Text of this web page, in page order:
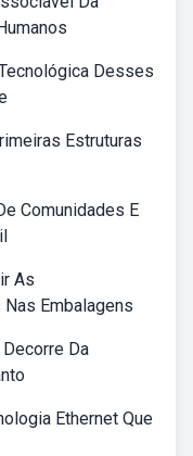
Desses
Estruturas
Comunidades E
As
Embalagens
Da
Ethernet Que